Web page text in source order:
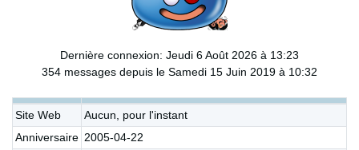
Dernière connexion: Jeudi 6 Août 2026 à 13:23
354 messages depuis le Samedi 15 Juin 2019 à 10:32
Site Web
Aucun, pour l'instant
Anniversaire 2005-04-22